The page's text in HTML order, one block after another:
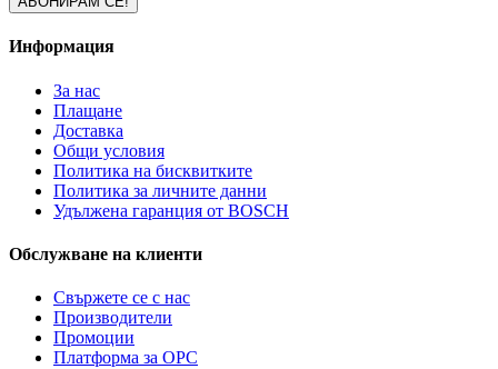
Информация
За нас
Плащане
Доставка
Общи условия
Политика на бисквитките
Политика за личните данни
Удължена гаранция от BOSCH
Обслужване на клиенти
Свържете се с нас
Производители
Промоции
Платформа за ОРС